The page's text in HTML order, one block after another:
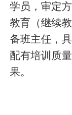
学员，审定
教育（继续
备班主任，
配有培训质
果。